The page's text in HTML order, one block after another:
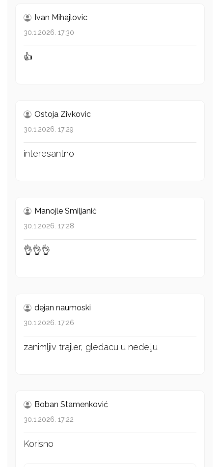
Ivan Mihajlovic
30.1.2026. 17:30
👍
Ostoja Zivkovic
30.1.2026. 17:29
interesantno
Manojle Smiljanić
30.1.2026. 17:28
👌👌👌
dejan naumoski
30.1.2026. 17:26
zanimljiv trajler, gledacu u nedelju
Boban Stamenković
30.1.2026. 17:22
Korisno